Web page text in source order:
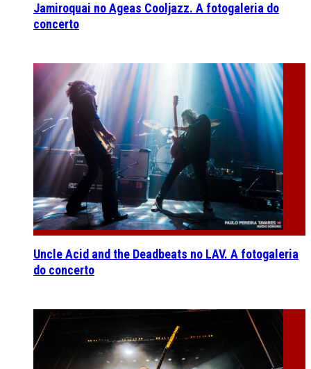
Jamiroquai no Ageas Cooljazz. A fotogaleria do
concerto
Uncle Acid and the Deadbeats no LAV. A fotogaleria
do concerto